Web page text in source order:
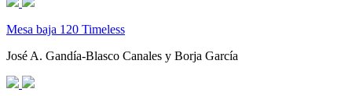
Mesa baja 120 Timeless
José A. Gandía-Blasco Canales y Borja García